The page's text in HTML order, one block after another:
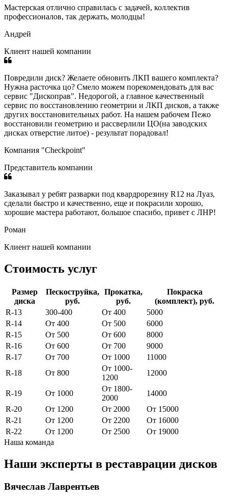
Мастерская отлично справилась с задачей, коллектив
профессионалов, так держать, молодцы!
Андрей
Клиент нашей компании
Повредили диск? Желаете обновить ЛКП вашего комплекта?
Нужна расточка цо? Смело можем порекомендовать для вас
сервис "Дископрав". Недорогой, а главное качественный
сервис по восстановлению геометрии и ЛКП дисков, а также
других восстановительных работ. На нашем рабочем Пежо
восстановили геометрию и рассверлили ЦО(на заводских
дисках отверстие литое) - результат порадовал!
Компания "Checkpoint"
Представитель компании
Заказывал у ребят разварки под квардрорезину R12 на Луаз,
сделали быстро и качественно, еще и покрасили хорошо,
хорошие мастера работают, большое спасибо, привет с ЛНР!
Роман
Клиент нашей компании
Стоимость услуг
Размер
диска
Пескоструйка,
руб.
Прокатка,
руб.
Покраска
(комплект), руб.
R-13
300-400 От 400
5000
R-14
От 400 От 500
6000
R-15
От 500 От 600
8000
R-16
От 600 От 700
9000
R-17
От 700 От 1000
11000
R-18
От 800
От 1000-
1200
12000
R-19 От 1000
От 1800-
2000
14000
R-20
От 1200 От 2000
От 15000
R-21
От 1200 От 2200
От 16000
R-22
От 1200 От 2500
От 19000
Наша команда
Наши эксперты в реставрации дисков
Вячеслав Лаврентьев